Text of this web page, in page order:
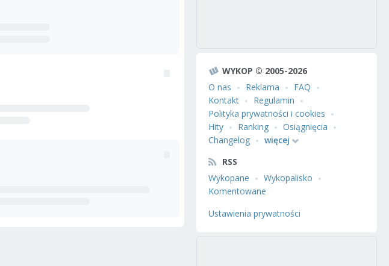
WYKOP © 2005-2026
O nas
Reklama
FAQ
Kontakt
Regulamin
Polityka prywatności i cookies
Hity
Ranking
Osiągnięcia
Changelog
więcej
RSS
Wykopane
Wykopalisko
Komentowane
Ustawienia prywatności